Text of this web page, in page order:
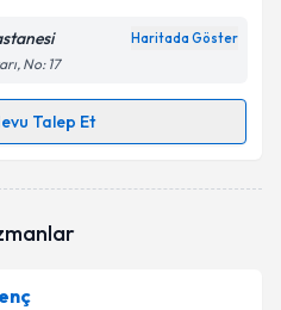
Haritada Göster
No: 17
Talep Et
randevu almanız için bir